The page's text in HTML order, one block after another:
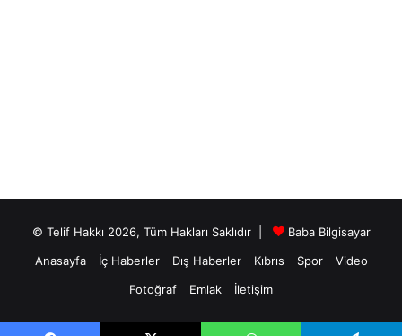
© Telif Hakkı 2026, Tüm Hakları Saklıdır |
Baba Bilgisayar
Anasayfa
İç Haberler Dış Haberler Kıbrıs Spor
Video
Fotoğraf
Emlak İletişim